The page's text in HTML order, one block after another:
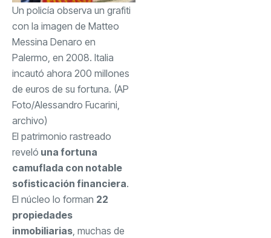
Un policía observa un grafiti
con la imagen de Matteo
Messina Denaro en
Palermo, en 2008. Italia
incautó ahora 200 millones
de euros de su fortuna. (AP
Foto/Alessandro Fucarini,
archivo)
El patrimonio rastreado
reveló una fortuna
camuflada con notable
sofisticación financiera.
El núcleo lo forman 22
propiedades
inmobiliarias, muchas de